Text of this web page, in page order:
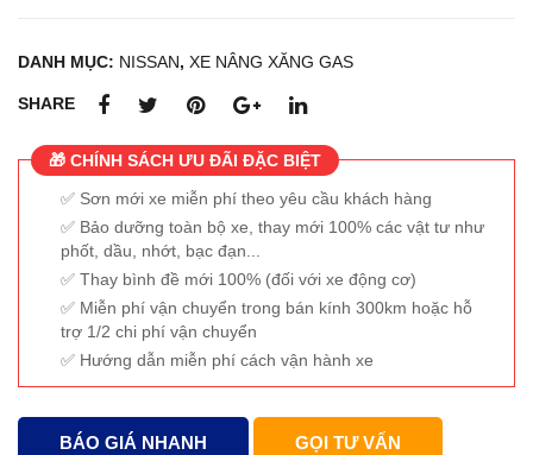
RGH02A30
số
DANH MỤC: NISSAN, XE NÂNG XĂNG GAS
SHARE
🎁 CHÍNH SÁCH ƯU ĐÃI ĐẶC BIỆT
Sơn mới xe miễn phí theo yêu cầu khách hàng
Bảo dưỡng toàn bộ xe, thay mới 100% các vật tư như
phốt, dầu, nhớt, bạc đạn...
Thay bình đề mới 100% (đối với xe động cơ)
Miễn phí vận chuyển trong bán kính 300km hoặc hỗ
trợ 1/2 chi phí vận chuyển
Hướng dẫn miễn phí cách vận hành xe
BÁO GIÁ NHANH GỌI TƯ VẤN